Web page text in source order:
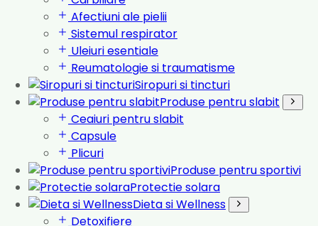
Afectiuni ale pielii
Sistemul respirator
Uleiuri esentiale
Reumatologie si traumatisme
Siropuri si tincturi
Produse pentru slabit
Ceaiuri pentru slabit
Capsule
Plicuri
Produse pentru sportivi
Protectie solara
Dieta si Wellness
Detoxifiere